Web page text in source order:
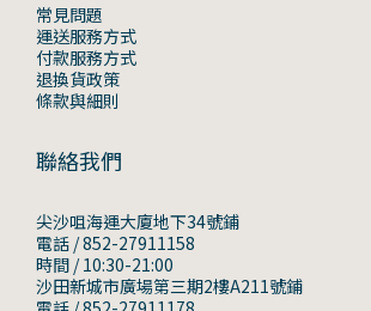
常見問題
運送服務方式
付款服務方式
退換貨政策
條款與細則
聯絡我們
尖沙咀海運大廈地下34號鋪
電話 / 852-27911158
時間 / 10:30-21:00
沙田新城市廣場第三期2樓A211號鋪